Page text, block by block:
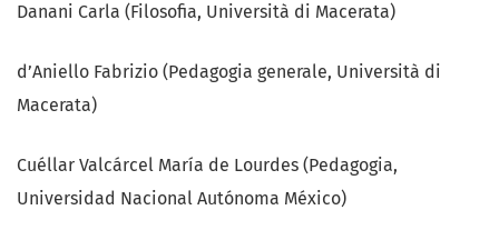
Danani Carla (Filosofia, Università di Macerata)
d’Aniello Fabrizio (Pedagogia generale, Università di
Macerata)
Cuéllar Valcárcel María de Lourdes (Pedagogia,
Universidad Nacional Autónoma México)